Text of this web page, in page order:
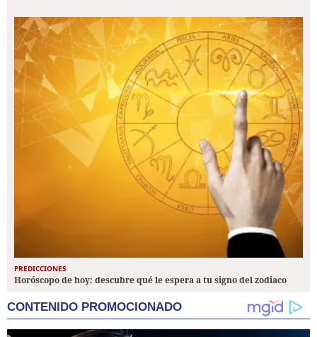
PREDICCIONES
Horóscopo de hoy: descubre qué le espera a tu signo del zodiaco
CONTENIDO PROMOCIONADO